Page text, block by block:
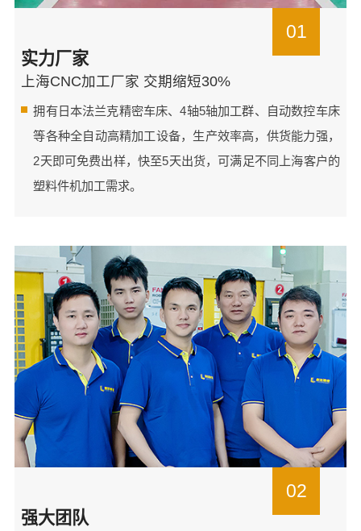
01
实力厂家
上海CNC加工厂家 交期缩短30%
拥有日本法兰克精密车床、4轴5轴加工群、自动数控车床
等各种全自动高精加工设备，生产效率高，供货能力强，
2天即可免费出样，快至5天出货，可满足不同上海客户的
塑料件机加工需求。
02
强大团队